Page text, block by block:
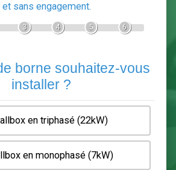
de borne de
demandez3 devis comparatifs
et sans engagement.
2 3 6
de borne souhaitez-
installer ?